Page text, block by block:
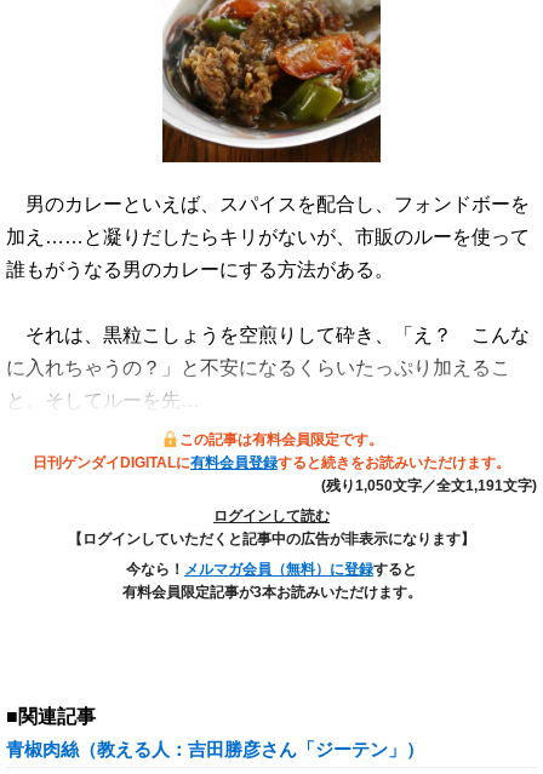
男のカレーといえば、スパイスを配合し、フォンドボーを
加え……と凝りだしたらキリがないが、市販のルーを使って
誰もがうなる男のカレーにする方法がある。
それは、黒粒こしょうを空煎りして砕き、「え？ こんな
に入れちゃうの？」と不安になるくらいたっぷり加えるこ
と。そしてルーを先…
この記事は有料会員限定です。
日刊ゲンダイDIGITALに有料会員登録すると続きをお読みいただけます。
(残り1,050文字／全文1,191文字)
ログインして読む
【ログインしていただくと記事中の広告が非表示になります】
今なら！ メルマガ会員（無料）に登録すると
有料会員限定記事が3本お読みいただけます。
■関連記事
青椒肉絲（教える人：吉田勝彦さん「ジーテン」）